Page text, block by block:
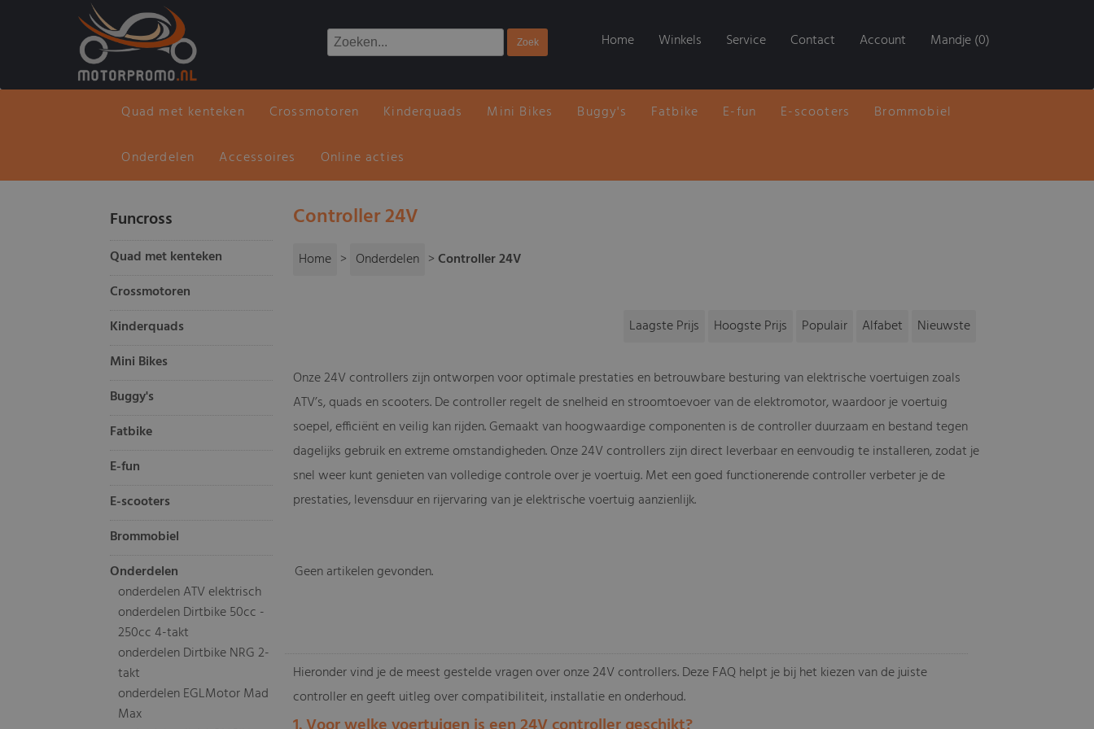
Home Winkels Service Contact Account Mandje (0)
Quad met kenteken Crossmotoren Kinderquads Mini Bikes Buggy's Fatbike E-fun E-scooters Brommobiel
Onderdelen Accessoires Online acties
Funcross
Quad met kenteken
Crossmotoren
Kinderquads
Mini Bikes
Buggy's
Fatbike
E-fun
E-scooters
Brommobiel
Onderdelen
onderdelen ATV elektrisch
onderdelen Dirtbike 50cc -
250cc 4-takt
onderdelen Dirtbike NRG 2-
takt
onderdelen EGLMotor Mad
Max
Controller 24V
Home > Onderdelen >Controller 24V
Laagste Prijs Hoogste Prijs Populair Alfabet Nieuwste
Onze 24V controllers zijn ontworpen voor optimale prestaties en betrouwbare besturing van elektrische voertuigen zoals
ATV’s, quads en scooters. De controller regelt de snelheid en stroomtoevoer van de elektromotor, waardoor je voertuig
soepel, efficiënt en veilig kan rijden. Gemaakt van hoogwaardige componenten is de controller duurzaam en bestand tegen
dagelijks gebruik en extreme omstandigheden. Onze 24V controllers zijn direct leverbaar en eenvoudig te installeren, zodat je
snel weer kunt genieten van volledige controle over je voertuig. Met een goed functionerende controller verbeter je de
prestaties, levensduur en rijervaring van je elektrische voertuig aanzienlijk.
Geen artikelen gevonden.
Hieronder vind je de meest gestelde vragen over onze 24V controllers. Deze FAQ helpt je bij het kiezen van de juiste
controller en geeft uitleg over compatibiliteit, installatie en onderhoud.